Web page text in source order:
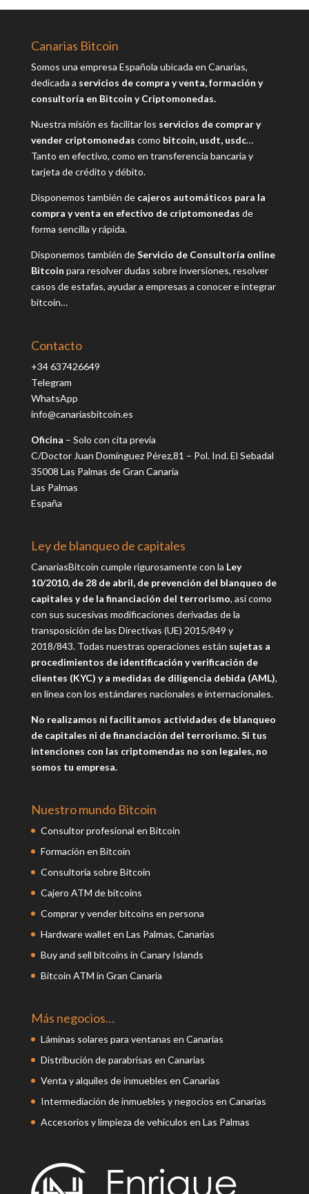
Canarias Bitcoin
Somos una empresa Española ubicada en Canarias,
dedicada a servicios de compra y venta, formación y
consultoría en Bitcoin y Criptomonedas.
Nuestra misión es facilitar los servicios de comprar y
vender criptomonedas como bitcoin, usdt, usdc…
Tanto en efectivo, como en transferencia bancaria y
tarjeta de crédito y débito.
Disponemos también de cajeros automáticos para la
compra y venta en efectivo de criptomonedas de
forma sencilla y rápida.
Disponemos también deServicio de Consultoría online
Bitcoin para resolver dudas sobre inversiones, resolver
casos de estafas, ayudar a empresas a conocer e integrar
bitcoin…
Contacto
+34 637426649
Telegram
WhatsApp
info@canariasbitcoin.es
Oficina – Solo con cita previa
C/Doctor Juan Domínguez Pérez,81 – Pol. Ind. El Sebadal
35008 Las Palmas de Gran Canaria
Las Palmas
España
Ley de blanqueo de capitales
CanariasBitcoin cumple rigurosamente con la Ley
10/2010, de 28 de abril, de prevención del blanqueo de
capitales y de la financiación del terrorismo, así como
con sus sucesivas modificaciones derivadas de la
transposición de las Directivas (UE) 2015/849 y
2018/843.Todas nuestras operaciones están sujetas a
procedimientos de identificación y verificación de
clientes (KYC) y a medidas de diligencia debida (AML),
en línea con los estándares nacionales e internacionales.
No realizamos ni facilitamos actividades de blanqueo
de capitales ni de financiación del terrorismo. Si tus
intenciones con las criptomendas no son legales, no
somos tu empresa.
Nuestro mundo Bitcoin
Consultor profesional en Bitcoin
Formación en Bitcoin
Consultoría sobre Bitcoin
Cajero ATM de bitcoins
Comprar y vender bitcoins en persona
Hardware wallet en Las Palmas, Canarias
Buy and sell bitcoins in Canary Islands
Bitcoin ATM in Gran Canaria
Más negocios…
Láminas solares para ventanas en Canarias
Distribución de parabrisas en Canarias
Venta y alquiles de inmuebles en Canarias
Intermediación de inmuebles y negocios en Canarias
Accesorios y limpieza de vehículos en Las Palmas